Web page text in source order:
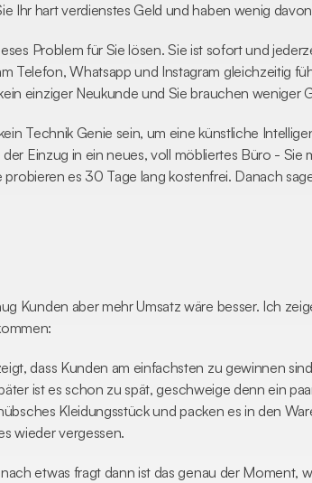
Ihr hart verdienstes Geld und haben wenig
Problem für Sie lösen. Sie ist sofort und
Telefon, Whatsapp und Instagram gleichzeitig
einziger Neukunde und Sie brauchen weniger
Technik Genie sein, um eine künstliche
der Einzug in ein neues, voll möbliertes Büro -
probieren es 30 Tage lang kostenfrei. Danach
Kunden aber mehr Umsatz wäre besser. Ich
dass Kunden am einfachsten zu gewinnen
ist es schon zu spät, geschweige denn ein
Kleidungsstück und packen es in den
wieder vergessen.
etwas fragt dann ist das genau der Moment,